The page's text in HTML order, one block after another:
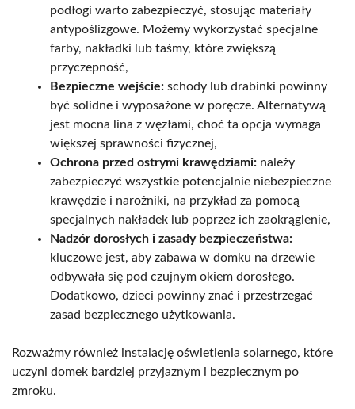
podłogi warto zabezpieczyć, stosując materiały
antypoślizgowe. Możemy wykorzystać specjalne
farby, nakładki lub taśmy, które zwiększą
przyczepność,
Bezpieczne wejście: schody lub drabinki powinny
być solidne i wyposażone w poręcze. Alternatywą
jest mocna lina z węzłami, choć ta opcja wymaga
większej sprawności fizycznej,
Ochrona przed ostrymi krawędziami: należy
zabezpieczyć wszystkie potencjalnie niebezpieczne
krawędzie i narożniki, na przykład za pomocą
specjalnych nakładek lub poprzez ich zaokrąglenie,
Nadzór dorosłych i zasady bezpieczeństwa:
kluczowe jest, aby zabawa w domku na drzewie
odbywała się pod czujnym okiem dorosłego.
Dodatkowo, dzieci powinny znać i przestrzegać
zasad bezpiecznego użytkowania.
Rozważmy również instalację oświetlenia solarnego, które
uczyni domek bardziej przyjaznym i bezpiecznym po
zmroku.